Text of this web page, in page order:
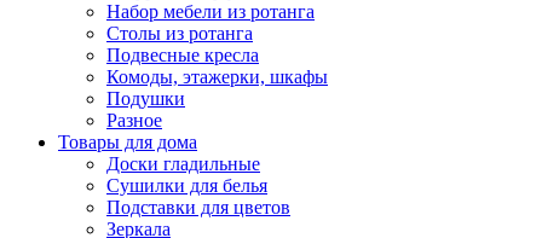
Набор мебели из ротанга
Столы из ротанга
Подвесные кресла
Комоды, этажерки, шкафы
Подушки
Разное
Товары для дома
Доски гладильные
Сушилки для белья
Подставки для цветов
Зеркала